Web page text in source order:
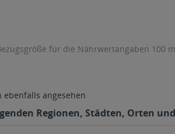
für die Nährwertangaben 100
ebenfalls angesehen
Regionen, Städten, Orten